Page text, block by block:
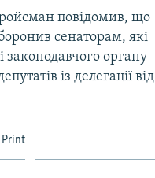
повідомив, що
сенаторам, які
органу
із делегації від
Print